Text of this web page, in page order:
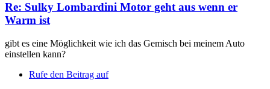
Re: Sulky Lombardini Motor geht aus wenn er
Warm ist
gibt es eine Möglichkeit wie ich das Gemisch bei meinem Auto
einstellen kann?
Rufe den Beitrag auf